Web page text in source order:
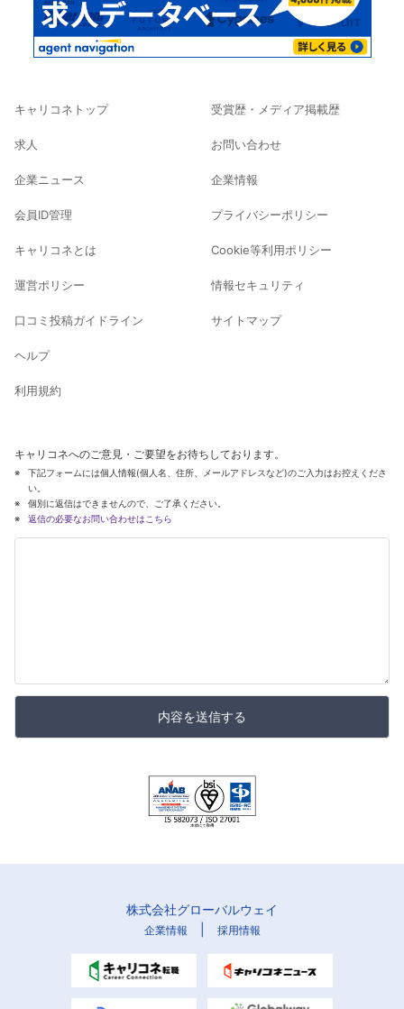
キャリコネトップ
求人
企業ニュース
会員ID管理
キャリコネとは
運営ポリシー
口コミ投稿ガイドライン
ヘルプ
利用規約
受賞歴・メディア掲載歴
お問い合わせ
企業情報
プライバシーポリシー
Cookie等利用ポリシー
情報セキュリティ
サイトマップ
キャリコネへのご意見・ご要望をお待ちしております。
下記フォームには個人情報(個人名、住所、メールアドレスなど)のご入力はお控えくださ
い。
個別に返信はできませんので、ご了承ください。
返信の必要なお問い合わせはこちら
内容を送信する
株式会社グローバルウェイ
企業情報 採用情報